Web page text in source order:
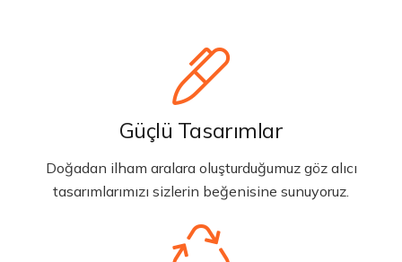
Güçlü Tasarımlar
Doğadan ilham aralara oluşturduğumuz göz alıcı
tasarımlarımızı sizlerin beğenisine sunuyoruz.